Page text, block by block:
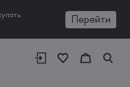
Перейти